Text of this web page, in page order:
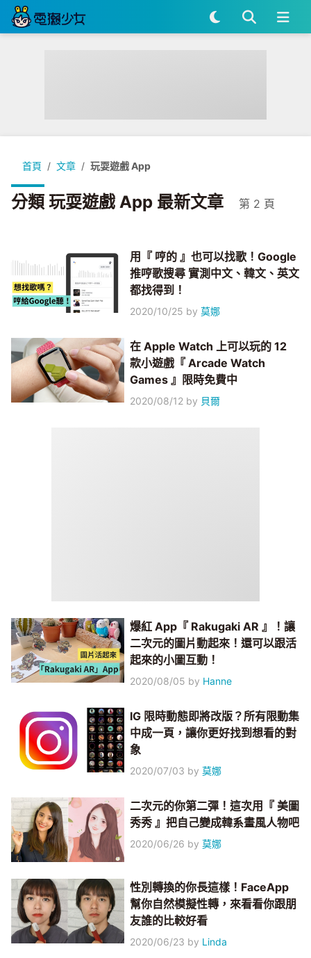
首頁 文章 玩耍遊戲 App
分類 玩耍遊戲 App 最新文章 第 2 頁
用『 哼的 』也可以找歌！Google
推哼歌搜尋 實測中文、韓文、英文
都找得到！
2020/10/25 by莫娜
在 Apple Watch 上可以玩的 12
款小遊戲『 Arcade Watch
Games 』限時免費中
2020/08/12 by 貝爾
爆紅 App『 Rakugaki AR 』！讓
二次元的圖片動起來！還可以跟活
起來的小圖互動！
2020/08/05 by Hanne
IG 限時動態即將改版？所有限動集
中成一頁，讓你更好找到想看的對
象
2020/07/03 by莫娜
二次元的你第二彈！這次用『 美圖
秀秀 』把自己變成韓系畫風人物吧
2020/06/26 by莫娜
性別轉換的你長這樣！FaceApp
幫你自然模擬性轉，來看看你跟朋
友誰的比較好看
2020/06/23 by Linda